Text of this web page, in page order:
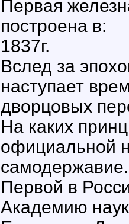
Первая
построена в:
1837г.
Вслед за
наступает
дворцовых
На каких
официальной
Первой в
Академию